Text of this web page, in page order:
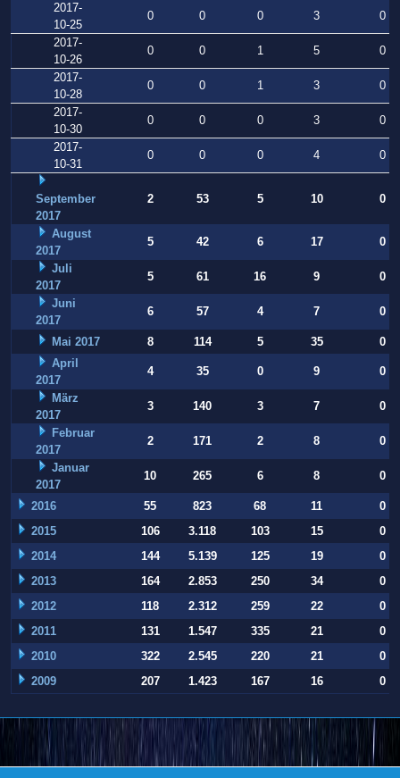
2017-
10-25
0 0 0 3
0
2017-
10-26
0 0 1 5
0
2017-
10-28
0 0 1 3
0
2017-
10-30
0 0 0 3
0
2017-
10-31
0 0 0 4 0
September
2017
2 53 5 10 0
August
2017
5 42 6 17
0
Juli
2017
5 61 16 9
0
Juni
2017
6 57 4 7 0
Mai 2017 8 114 5 35
0
April
2017
4 35 0 9
0
März
2017
3 140 3 7
0
Februar
2017
2 171 2 8
0
Januar
2017
10 265 6 8 0
2016 55 823 68 11
0
2015
106 3.118 103 15
0
2014
144 5.139 125 19
0
2013
164 2.853 250 34
0
2012
118 2.312 259 22
0
2011
131 1.547 335 21
0
2010
322 2.545 220 21
0
2009
207 1.423 167 16 0